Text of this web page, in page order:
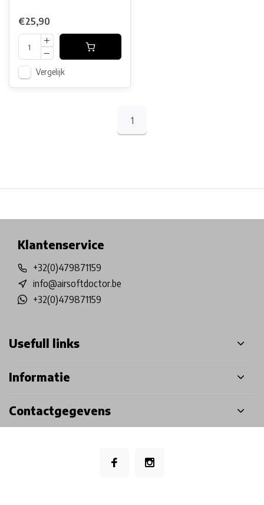
€25,90
Vergelijk
1
Klantenservice
+32(0)479871159
info@airsoftdoctor.be
+32(0)479871159
Usefull links
Informatie
Contactgegevens